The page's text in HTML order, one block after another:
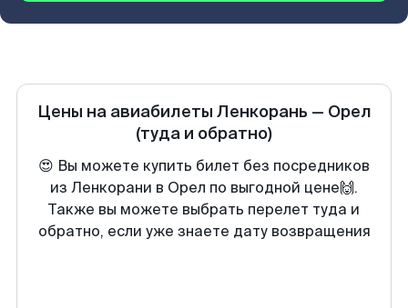
Цены на авиабилеты Ленкорань — Орел
(туда и обратно)
😍 Вы можете купить билет без посредников
из Ленкорани в Орел по выгодной цене🙌.
Также вы можете выбрать перелет туда и
обратно, если уже знаете дату возвращения